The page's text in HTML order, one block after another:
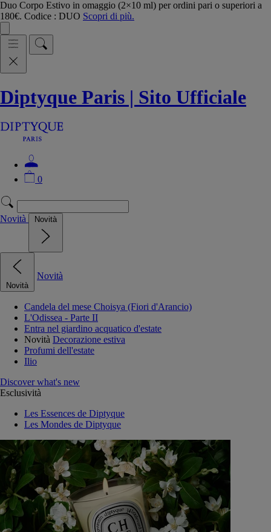
Duo Corpo Estivo in omaggio (2×10 ml) per ordini pari o superiori a
180€. Codice : DUO Scopri di più.
Diptyque Paris | Sito Ufficiale
0
Novità Novità
Novità
Novità
Candela del mese Choisya (Fiori d'Arancio)
L'Odissea - Parte II
Entra nel giardino acquatico d'estate
Novità Decorazione estiva
Profumi dell'estate
Ilio
Discover what's new
Esclusività
Les Essences de Diptyque
Les Mondes de Diptyque